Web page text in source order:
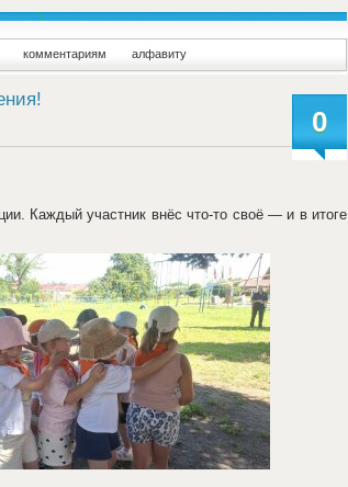
комментариям алфавиту
0
Каждый участник внёс что-то своё — и в итоге